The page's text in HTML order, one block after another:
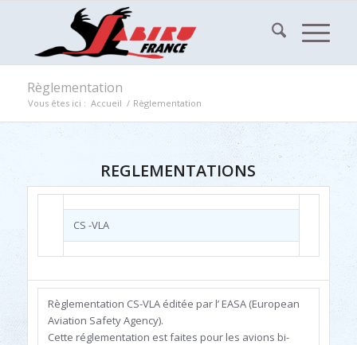
Règlementation
Vous êtes ici : Accueil / Règlementation
REGLEMENTATIONS
CS -VLA
Règlementation CS-VLA éditée par l’ EASA (European
Aviation Safety Agency).
Cette réglementation est faites pour les avions bi-